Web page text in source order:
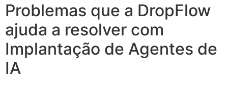
Problemas que a DropFlow
ajuda a resolver com
Implantação de Agentes de
IA